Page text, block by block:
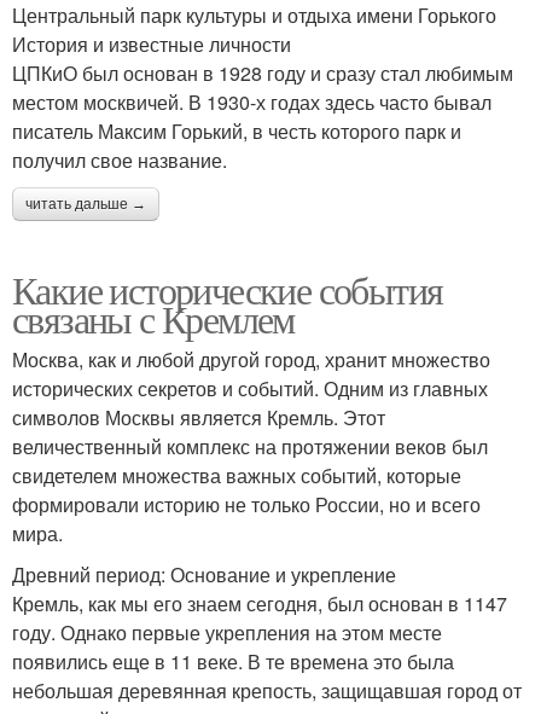
Центральный парк культуры и отдыха имени Горького
История и известные личности
ЦПКиО был основан в 1928 году и сразу стал любимым
местом москвичей. В 1930-х годах здесь часто бывал
писатель Максим Горький, в честь которого парк и
получил свое название.
читать дальше →
Какие исторические события
связаны с Кремлем
Москва, как и любой другой город, хранит множество
исторических секретов и событий. Одним из главных
символов Москвы является Кремль. Этот
величественный комплекс на протяжении веков был
свидетелем множества важных событий, которые
формировали историю не только России, но и всего
мира.
Древний период: Основание и укрепление
Кремль, как мы его знаем сегодня, был основан в 1147
году. Однако первые укрепления на этом месте
появились еще в 11 веке. В те времена это была
небольшая деревянная крепость, защищавшая город от